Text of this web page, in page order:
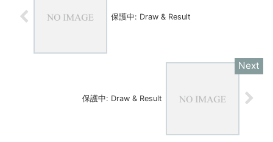
保護中: Draw & Result
保護中: Draw & Result